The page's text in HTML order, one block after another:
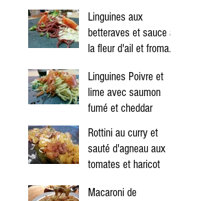
Linguines aux
betteraves et sauce à
la fleur d'ail et fromage
Linguines Poivre et
lime avec saumon
fumé et cheddar
Rottini au curry et
sauté d'agneau aux
tomates et haricot
Macaroni de